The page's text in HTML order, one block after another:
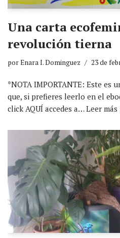
Una carta
revolución tierna
porEnara I. Dominguez 23 de
*NOTA IMPORTANTE: Este es
que, si prefieres leerlo en el
click AQUÍ accedes a…Leer más